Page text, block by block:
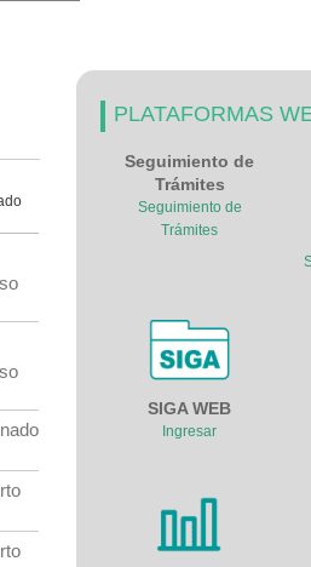
PLATAFORMAS
Seguimiento de
Trámites
Seguimiento de
Trámites
SIGA WEB
Ingresar